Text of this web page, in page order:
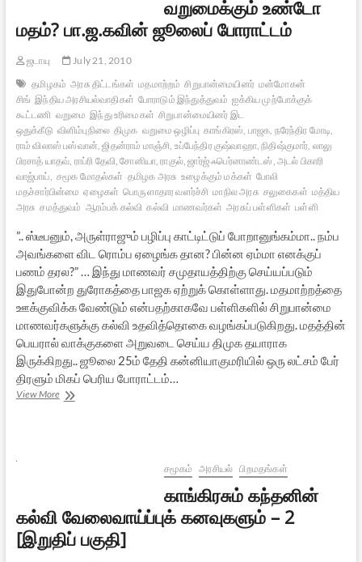
வறுமைக்கும் உண்டோ
மதம்? பா.ஜ.கவின் ஜூலைப் போராட்டம்
ஜடாயு
July 21, 2010
தமிழகம் அரசு திட்டங்கள் மதமாற்றம் சிறுபான்மையினர் மன்மோகன்
சிங் இந்திய அரசியல்வாதிகள் போராடும் இந்துத்துவம் ஐக்கிய முற்போக்குக்
கூட்டணி வறுமை இந்து உரிமைகள் சிறுபான்மையினர் இட
ஒதுக்கீடு விளிம்புநிலை திமுக வறுமை ஒழிப்பு காங்கிரஸ், பாஜக, நரேந்திர மோடி,
ராம் விலாஸ் பஸ்வான், ஜிதன்ராம் மாஞ்சி, உப்பேந்திர குஷ்வாஹா, நிதிஷ்குமார், லாலு
பிரசாத் யாதவ், ராப்ரி தேவி, சோனியா, ராகுல், ஜார்ஜ் ஃபெர்னாண்டஸ், அடல் பிகாரி
வாஜ்பாய், சமூக மோதல்கள் தமிழக அரசு உழைக்கும் மக்கள் போலி
மதச்சார்பின்மை ஏழைகள் பொருளாதார வளர்ச்சி மாநில அரசு சலுகைகள் மத்திய
அரசு சமத்துவம் ஆரம்பக் கல்வி கல்வி மாணவர்கள் அரசுப் பள்ளிகள் பள்ளி
”.. ஸ்டீபனும், அருள்ராஜும் பழிப்பு காட்டிட்டுப் போறானுங்கம்மா.. நம்ப
அவங்களை விட ரொம்ப ஏழைங்க தான? பின்ன ஏம்மா எனக்குப்
பணம் தரல?” … இந்து மாணவர் சமுதாயத்திற்கு செய்யப்படும்
இதுபோன்ற துரோகத்தை பாஜக ஏற்றுக் கொள்ளாது. மதமாற்றத்தை
ஊக்குவிக்க வேண்டும் என்பதற்காகவே பள்ளிகளில் சிறுபான்மை
மாணவர்களுக்கு கல்வி உதவித்தொகை வழங்கப்படுகிறது. மதத்தின்
பெயரால் வாக்குகளை அறுவடை செய்ய திமுக தயாராக
இருக்கிறது.. ஜூலை 25ம் தேதி கன்னியாகுமரியில் ஒரு லட்சம் பேர்
திரளும் மிகப் பெரிய போராட்டம்…
View Moreவறுமைக்கும்
சமூகம் அரசியல் பிறமதங்கள்
காங்கிரசும் கந்தனின்
கல்வி வேலைவாய்ப்புக் கனவுகளும் – 2
[இறுதிப் பகுதி]